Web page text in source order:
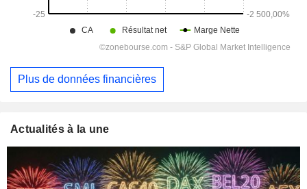
Plus de données financières
Actualités à la une